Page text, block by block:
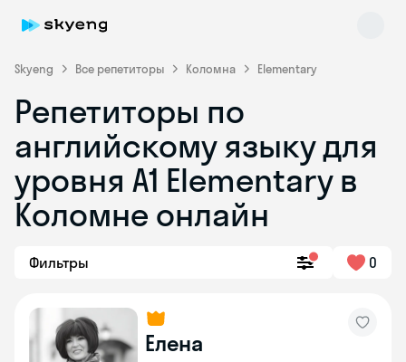
Skyeng Все репетиторы Коломна Elementary
Репетиторы по
английскому языку для
уровня A1 Elementary в
Коломне онлайн
Фильтры 0
Елена